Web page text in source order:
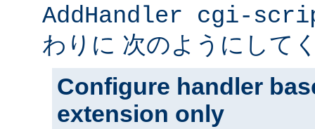
AddHandler cgi-
わりに 次のようにして
Configure handler
extension only